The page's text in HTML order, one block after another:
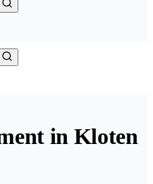
in Kloten